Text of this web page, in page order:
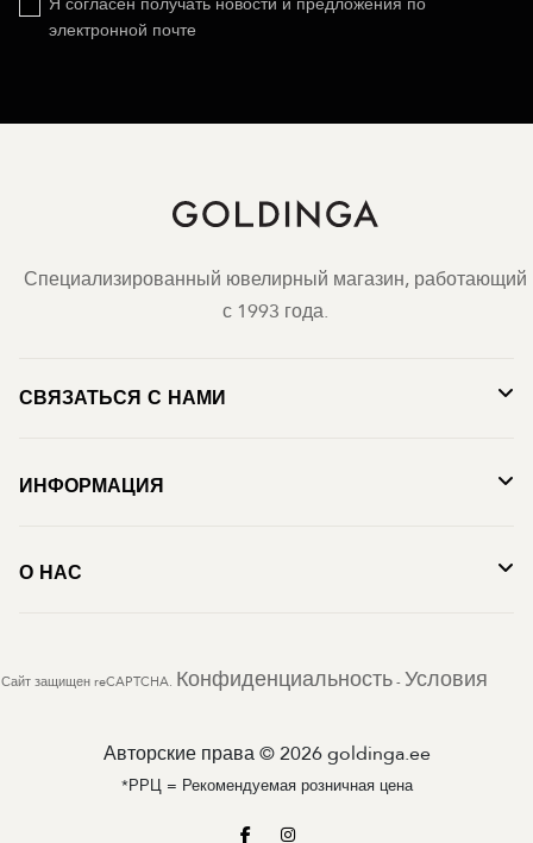
электронной почте
Специализированный ювелирный магазин, работающий
с 1993 года.
СВЯЗАТЬСЯ С НАМИ
ИНФОРМАЦИЯ
О НАС
Сайт защищен reCAPTCHA. Конфиденциальность - Условия
Авторские права © 2026 goldinga.ee
*РРЦ = Рекомендуемая розничная цена